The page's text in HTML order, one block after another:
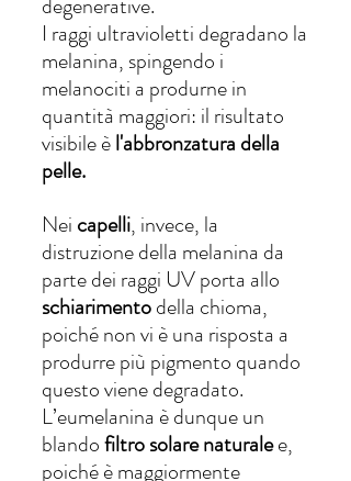
I raggi ultravioletti degradano la
melanina, spingendo i
melanociti a produrne in
quantità maggiori: il risultato
visibile è l'abbronzatura della
pelle.
Nei capelli, invece, la
distruzione della melanina da
parte dei raggi UV porta allo
schiarimento della chioma,
poiché non vi è una risposta a
produrre più pigmento quando
questo viene degradato.
L’eumelanina è dunque un
blando filtro solare naturale e,
poiché è maggiormente